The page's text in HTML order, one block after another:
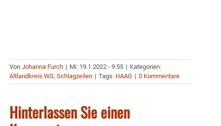
Von Johanna Furch | Mi. 19.1.2022 - 9:55 | Kategorien:
Altlandkreis WS, Schlagzeilen | Tags: HAAG | 0 Kommentare
Hinterlassen Sie einen